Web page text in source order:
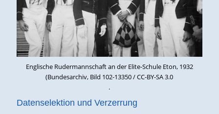
Englische Rudermannschaft an der Elite-Schule Eton, 1932
(Bundesarchiv, Bild 102-13350 / CC-BY-SA 3.0
.
Datenselektion und Verzerrung